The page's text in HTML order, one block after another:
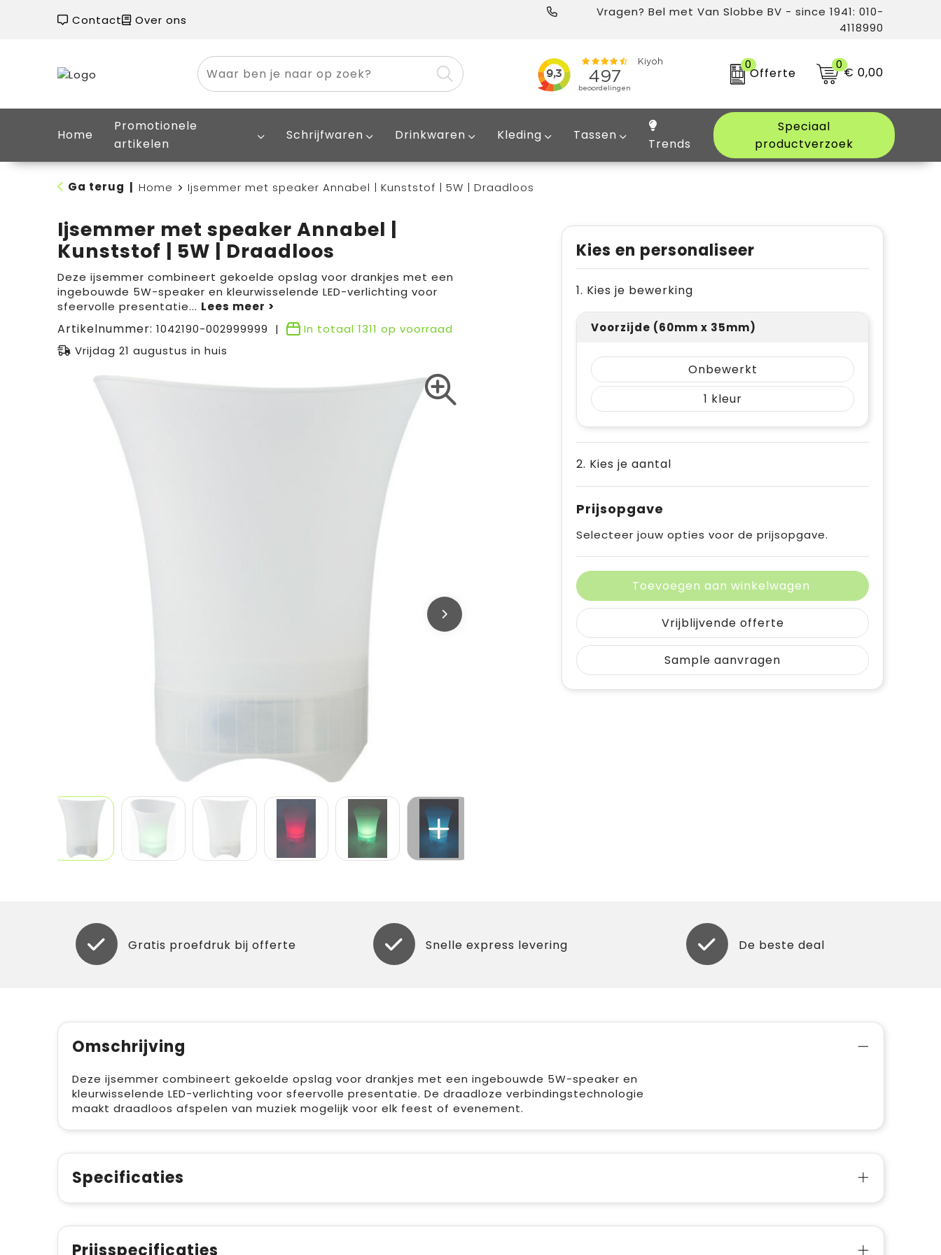
Contact Over ons
Vragen? Bel met Van Slobbe BV - since 1941: 010-
4118990
0
Offerte
0€ 0,00
Home
Promotionele
artikelen
Schrijfwaren Drinkwaren Kleding Tassen
Trends
Speciaal
productverzoek
Ga terug Home Ijsemmer met speaker Annabel | Kunststof | 5W | Draadloos
Ijsemmer met speaker Annabel |
Kunststof | 5W | Draadloos
Deze ijsemmer combineert gekoelde opslag voor drankjes met een
ingebouwde 5W-speaker en kleurwisselende LED-verlichting voor
sfeervolle presentatie...
Artikelnummer: 1042190-002999999 In totaal 1311 op voorraad
Vrijdag 21 augustus in huis
Kies en personaliseer
1. Kies je bewerking
Voorzijde (60mm x 35mm)
Onbewerkt
1
2. Kies je aantal
Prijsopgave
Selecteer jouw opties voor de prijsopgave.
Toevoegen aan winkelwagen
Vrijblijvende offerte
Sample aanvragen
Gratis proefdruk bij offerte Snelle express levering De beste deal
Omschrijving
Deze ijsemmer combineert gekoelde opslag voor drankjes met een ingebouwde 5W-speaker en
kleurwisselende LED-verlichting voor sfeervolle presentatie. De draadloze verbindingstechnologie
maakt draadloos afspelen van muziek mogelijk voor elk feest of evenement.
Specificaties
Prijsspecificaties